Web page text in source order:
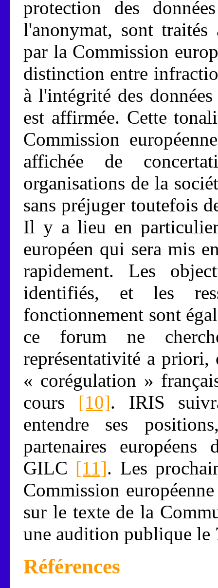
protection des
l'anonymat, sont
par la Commission
distinction entre
à l'intégrité des
est affirmée. Cette
Commission
affichée de
organisations de la
sans préjuger toutefois
Il y a lieu en
européen qui sera mis
rapidement. Les
identifiés, et les
fonctionnement sont
ce forum ne
représentativité a priori,
« corégulation »
cours [10]. IRIS
entendre ses
partenaires
GILC [11]. Les
Commission
sur le texte de la
une audition publique le
Références